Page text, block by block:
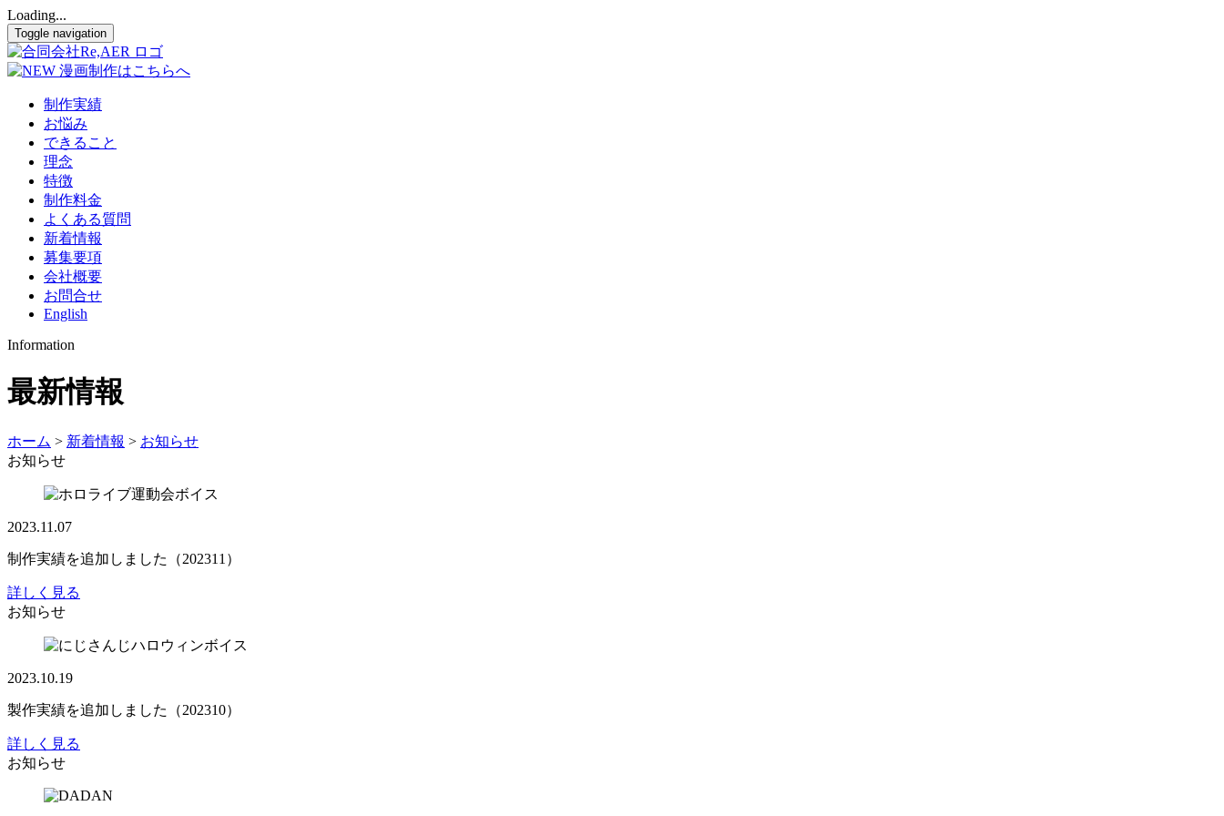
Loading...
Toggle navigation
制作実績
お悩み
できること
理念
特徴
制作料金
よくある質問
新着情報
募集要項
会社概要
お問合せ
English
Information
最新情報
ホーム > 新着情報 > お知らせ
お知らせ
2023.11.07
制作実績を追加しました（202311）
詳しく見る
お知らせ
2023.10.19
製作実績を追加しました（202310）
詳しく見る
お知らせ